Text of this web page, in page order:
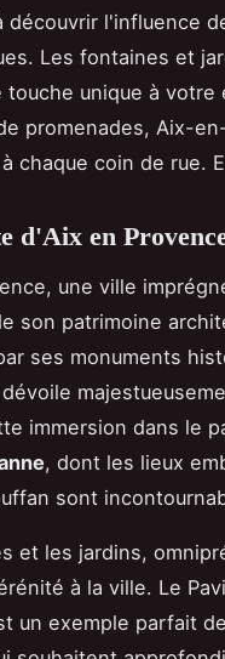
découvrir l'influence
Les fontaines et
unique à votre
promenades, Aix-
chaque coin de rue.
d'Aix en
une ville
son patrimoine
ses monuments
immersion dans le
, dont les lieux
sont
et les jardins,
à la ville. Le
un exemple parfait